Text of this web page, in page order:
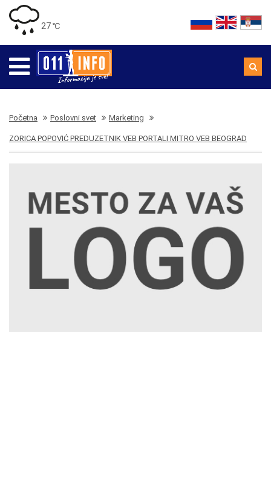
27 ℃
Početna Poslovni svet Marketing
ZORICA POPOVIĆ PREDUZETNIK VEB PORTALI MITRO VEB BEOGRAD